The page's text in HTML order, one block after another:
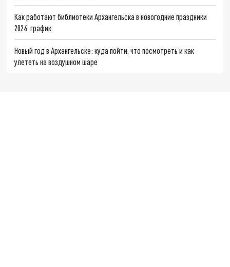
Как работают библиотеки Архангельска в новогодние праздники
2024: график
Новый год в Архангельске: куда пойти, что посмотреть и как
улететь на воздушном шаре